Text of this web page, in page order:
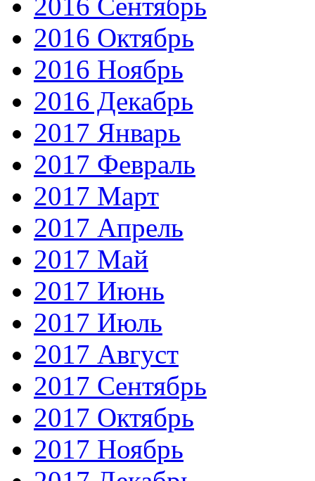
2016 Октябрь
2016 Ноябрь
2016 Декабрь
2017 Январь
2017 Февраль
2017 Март
2017 Апрель
2017 Май
2017 Июнь
2017 Июль
2017 Август
2017 Сентябрь
2017 Октябрь
2017 Ноябрь